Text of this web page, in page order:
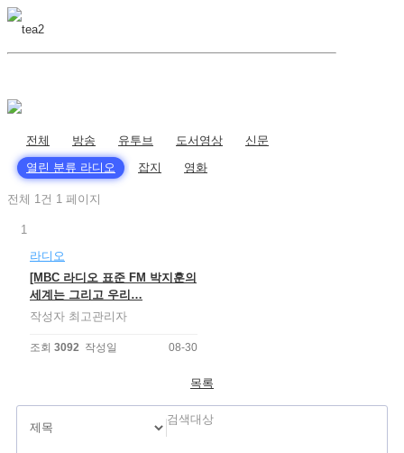
전체 방송 유투브 도서영상
신문
열린 분류 라디오 잡지 영화
전체 1건 1 페이지
1
라디오
[MBC 라디오 표준 FM 박지훈의
세계는 그리고 우리…
작성자 최고관리자
조회 3092 작성일 08-30
목록
검색대상